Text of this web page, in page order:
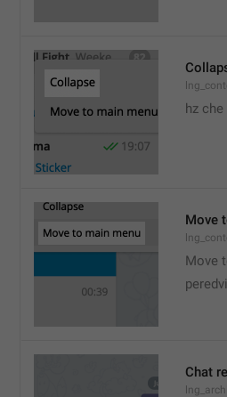
hz
Move
Move
Chat